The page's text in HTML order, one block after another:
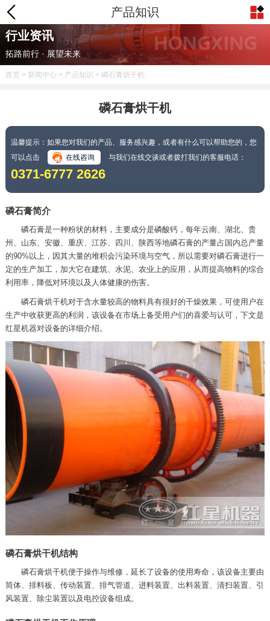
产品知识
行业资讯
拓路前行 · 展望未来
首页 > 新闻中心> 产品知识 > 磷石膏烘干机
磷石膏烘干机
温馨提示：如果您对我们的产品、服务感兴趣，或者有什么可以帮助您的，您
可以点击
在线咨询 与我们在线交谈或者拨打我们的客服电话：
0371-6777 2626
磷石膏简介
磷石膏是一种粉状的材料，主要成分是磷酸钙，每年云南、湖北、贵
州、山东、安徽、重庆、江苏、四川、陕西等地磷石膏的产量占国内总产量
的90%以上，因其大量的堆积会污染环境与空气，所以需要对磷石膏进行一
定的生产加工，加大它在建筑、水泥、农业上的应用，从而提高物料的综合
利用率，降低对环境以及人体健康的伤害。
磷石膏烘干机对于含水量较高的物料具有很好的干燥效果，可使用户在
生产中收获更高的利润，该设备在市场上备受用户们的喜爱与认可，下文是
红星机器对设备的详细介绍。
磷石膏烘干机结构
磷石膏烘干机便于操作与维修，延长了设备的使用寿命，该设备主要由
筒体、排料板、传动装置、排气管道、进料装置、出料装置、清扫装置、引
风装置、除尘装置以及电控设备组成。